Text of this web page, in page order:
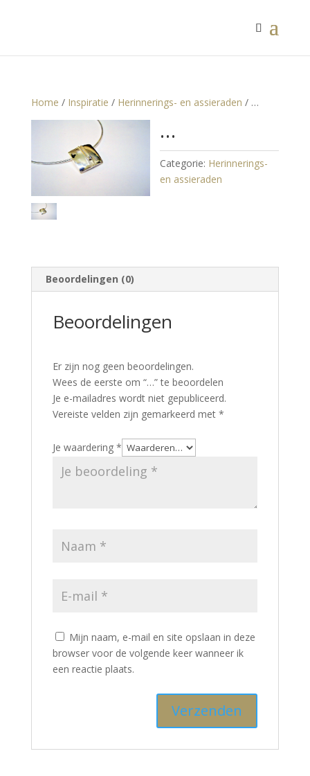
Home / Inspiratie / Herinnerings- en assieraden / …
…
Categorie: Herinnerings-
en assieraden
Beoordelingen (0)
Beoordelingen
Er zijn nog geen beoordelingen.
Wees de eerste om “…” te beoordelen
Je e-mailadres wordt niet gepubliceerd.
Vereiste velden zijn gemarkeerd met *
Je waardering *
Mijn naam, e-mail en site opslaan in deze
browser voor de volgende keer wanneer ik
een reactie plaats.